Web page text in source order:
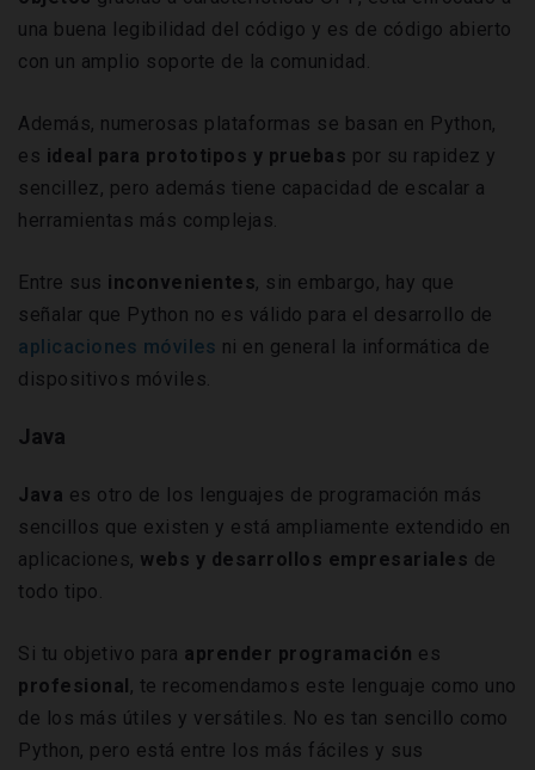
una buena legibilidad del código y es de código abierto
con un amplio soporte de la comunidad.
Además, numerosas plataformas se basan en Python,
es ideal para prototipos y pruebas por su rapidez y
sencillez, pero además tiene capacidad de escalar a
herramientas más complejas.
Entre sus inconvenientes, sin embargo, hay que
señalar que Python no es válido para el desarrollo de
aplicaciones móviles ni en general la informática de
dispositivos móviles.
Java
Java es otro de los lenguajes de programación más
sencillos que existen y está ampliamente extendido en
aplicaciones, webs y desarrollos empresariales de
todo tipo.
Si tu objetivo para aprender programación es
profesional , te recomendamos este
lenguaje como uno
de los más útiles y versátiles. No es tan sencillo como
Python, pero está entre los más fáciles y sus